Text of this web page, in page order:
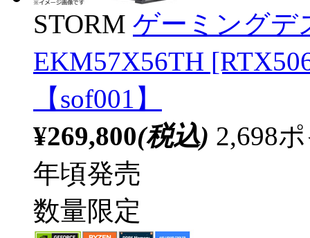
STORM ゲーミングデ
EKM57X56TH
【sof001】
¥269,800(税込) 2,698
年頃発売
数量限定